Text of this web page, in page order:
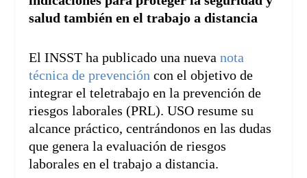
salud también en el trabajo a distancia
El INSST ha publicado una nuevanota
técnica de prevención con el objetivo de
integrar el teletrabajo en la prevención de
riesgos laborales (PRL). USO resume su
alcance práctico, centrándonos en las dudas
que genera la evaluación de riesgos
laborales en el trabajo a distancia.